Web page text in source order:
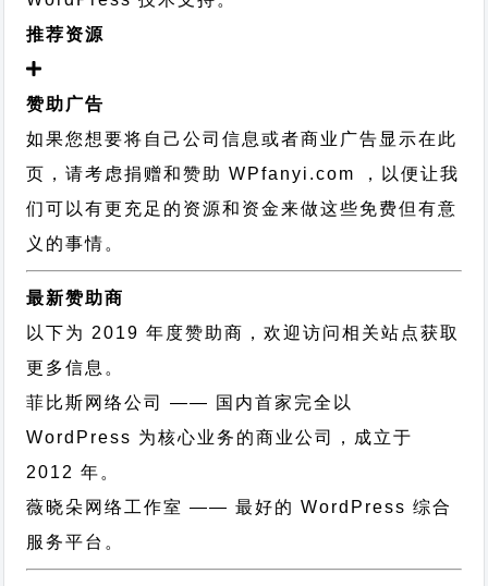
推荐资源
赞助广告
如果您想要将自己公司信息或者商业广告显示在此
页，请考虑捐赠和赞助 WPfanyi.com ，以便让我
们可以有更充足的资源和资金来做这些免费但有意
义的事情。
最新赞助商
以下为 2019 年度赞助商，欢迎访问相关站点获取
更多信息。
菲比斯网络公司
—— 国内首家完全以
WordPress 为核心业务的商业公司，成立于
2012 年。
薇晓朵网络工作室 —— 最好的 WordPress 综合
服务平台。